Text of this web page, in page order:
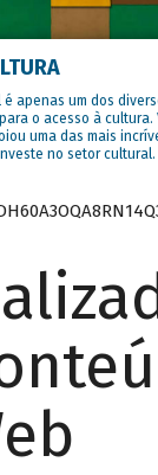
é apenas um dos
o acesso à cultura.
uma das mais
no setor cultural.